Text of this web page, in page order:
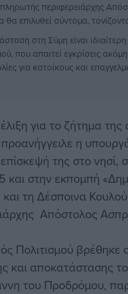
περιφερειάρχης
θα επιλυθεί σύντομα,
στη Σύμη είναι
που απαιτεί εγκρίσεις
για κατοίκους και
για το ζήτημα
η
της στο
και στην εκπομπή
τη Δέσποινα
Απόστολος
Πολιτισμού βρέθηκε
και αποκατάστασης
του Προδρόμου,